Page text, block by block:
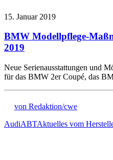
15. Januar 2019
BMW Modellpflege-
2019
Neue Serienausstattungen und
für das BMW 2er Coupé, das
von Redaktion/cwe
AudiABTAktuelles vom